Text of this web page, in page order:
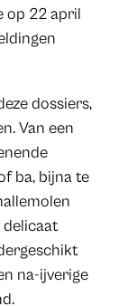
op 22 april
dossiers,
Van een
ba, bijna te
delicaat
na-ijverige